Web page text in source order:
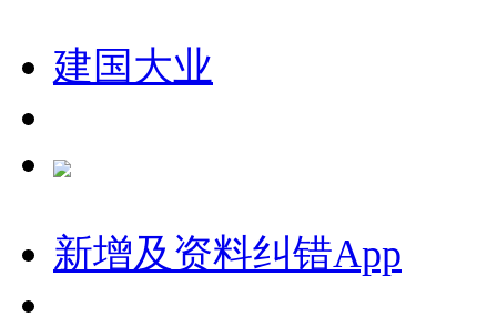
建国大业
新增及资料纠错App